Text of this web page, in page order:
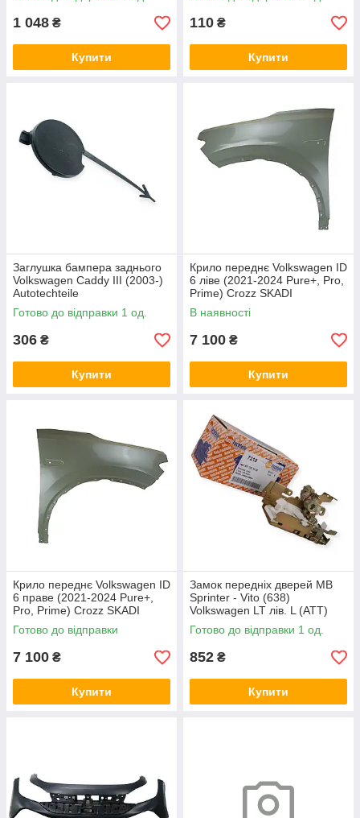
1 048 ₴
Купити
110 ₴
Купити
Заглушка бампера заднього
Volkswagen Caddy III (2003-)
Autotechteile
Готово до відправки 1 од.
306 ₴
Купити
Крило переднє Volkswagen ID
6 ліве (2021-2024 Pure+, Pro,
Prime) Crozz SKADI
В наявності
7 100 ₴
Купити
Крило переднє Volkswagen ID
6 праве (2021-2024 Pure+,
Pro, Prime) Crozz SKADI
Готово до відправки
7 100 ₴
Купити
Замок передніх дверей MB
Sprinter - Vito (638)
Volkswagen LT лів. L (ATT)
Autotechteile
Готово до відправки 1 од.
852 ₴
Купити